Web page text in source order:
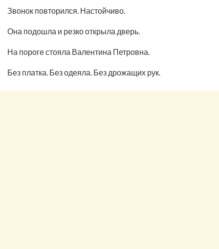
Звонок повторился. Настойчиво.
Она подошла и резко открыла дверь.
На пороге стояла Валентина Петровна.
Без платка. Без одеяла. Без дрожащих рук.